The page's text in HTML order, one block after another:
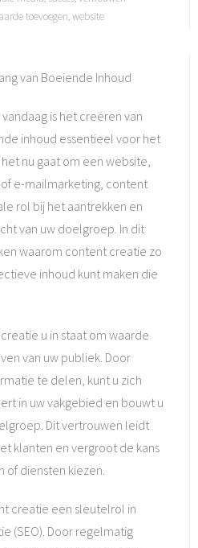
toevoegen,website
van Boeiende Inhoud
is het creëren van
inhoud essentieel voor het
nu gaat om een website,
e-mailmarketing, content
rol bij het aantrekken en
van uw doelgroep. In dit
waarom content creatie zo
inhoud kunt maken die
u in staat om waarde
van uw publiek. Door
te delen, kunt u zich
in uw vakgebied en bouwt u
Dit vertrouwen leidt
klanten en vergroot de kans
of diensten kiezen.
creatie een sleutelrol in
(SEO). Door regelmatig